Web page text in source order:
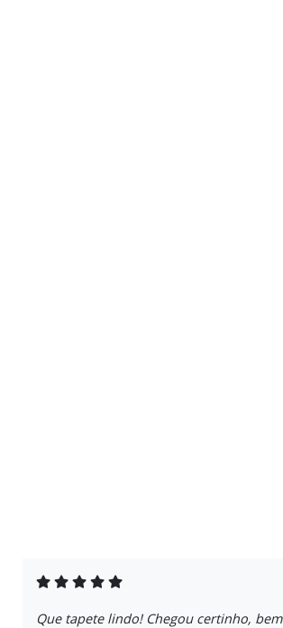
Que tapete lindo! Chegou certinho, bem